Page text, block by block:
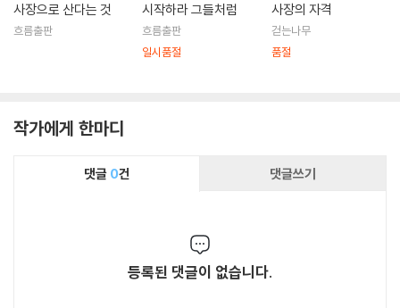
사장으로 산다는 것
흐름출판
시작하라 그들처럼
흐름출판
일시품절
사장의 자격
걷는나무
품절
작가에게 한마디
댓글 0건 댓글쓰기
등록된 댓글이 없습니다.